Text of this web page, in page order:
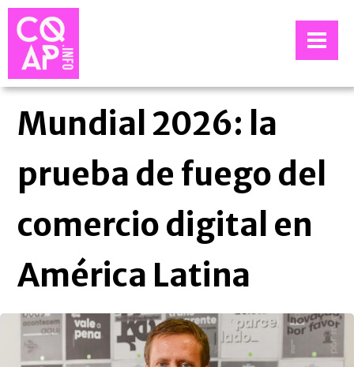
Mundial 2026: la
prueba de fuego del
comercio digital en
América Latina